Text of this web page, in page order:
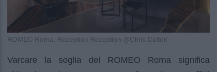
ROMEO Roma, Reception Reception @Chris Dalton
Varcare la soglia del ROMEO Roma significa